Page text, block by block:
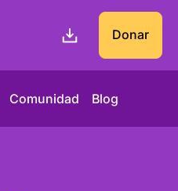
Donar
Comunidad Blog